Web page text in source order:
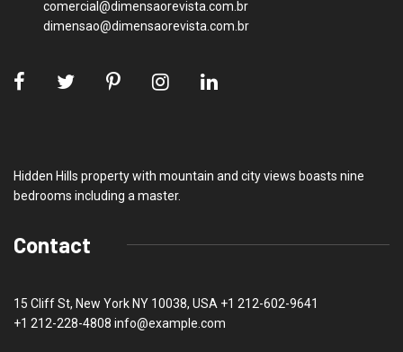
comercial@dimensaorevista.com.br
dimensao@dimensaorevista.com.br
Hidden Hills property with mountain and city views boasts nine
bedrooms including a master.
Contact
15 Cliff St, New York NY 10038, USA +1 212-602-9641
+1 212-228-4808 info@example.com